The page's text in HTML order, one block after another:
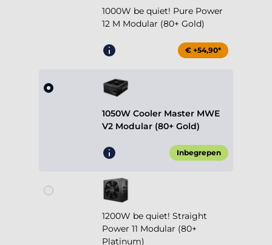
1000W be quiet! Pure Power
12 M Modular (80+ Gold)
€ +54,90*
1050W Cooler Master MWE
V2 Modular (80+ Gold)
Inbegrepen
1200W be quiet! Straight
Power 11 Modular (80+
Platinum)